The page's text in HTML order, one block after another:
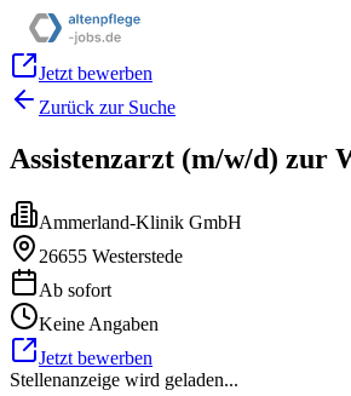
Jetzt bewerben
Zurück zur Suche
Assistenzarzt (m/w/d) zur
Ammerland-Klinik GmbH
26655 Westerstede
Ab sofort
Keine Angaben
Jetzt bewerben
Stellenanzeige wird geladen...